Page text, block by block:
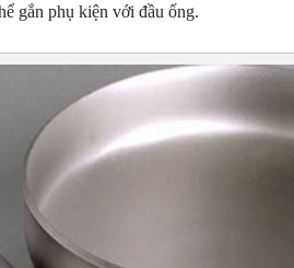
gắn phụ kiện với đầu ống.